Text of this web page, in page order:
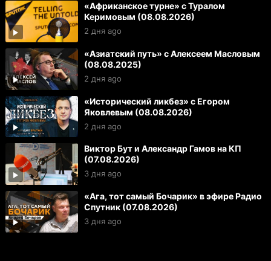
«Африканское турне» с Туралом
Керимовым (08.08.2026)
2 дня ago
«Азиатский путь» с Алексеем Масловым
(08.08.2025)
2 дня ago
«Исторический ликбез» с Егором
Яковлевым (08.08.2026)
2 дня ago
Виктор Бут и Александр Гамов на КП
(07.08.2026)
3 дня ago
«Ага, тот самый Бочарик» в эфире Радио
Спутник (07.08.2026)
3 дня ago